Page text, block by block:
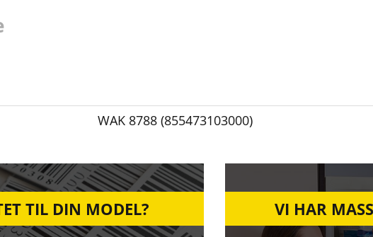
WAK 8788 (855473103000)
TIL DIN MODEL?
VI HAR